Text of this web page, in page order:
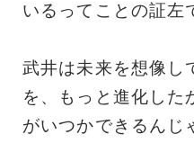
いるってことの証左
武井は未来を想像し
を、もっと進化した
がいつかできるんじ